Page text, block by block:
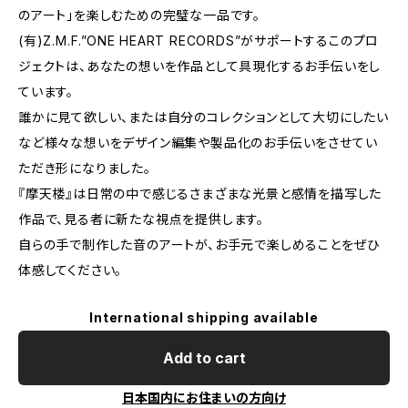
のアート」を楽しむための完璧な一品です。
(有)Z.M.F.”ONE HEART RECORDS”がサポートするこのプロ
ジェクトは、あなたの想いを作品として具現化するお手伝いをし
ています。
誰かに見て欲しい、または自分のコレクションとして大切にしたい
など様々な想いをデザイン編集や製品化のお手伝いをさせてい
ただき形になりました。
『摩天楼』は日常の中で感じるさまざまな光景と感情を描写した
作品で、見る者に新たな視点を提供します。
自らの手で制作した音のアートが、お手元で楽しめることをぜひ
体感してください。
International shipping available
Add to cart
日本国内にお住まいの方向け